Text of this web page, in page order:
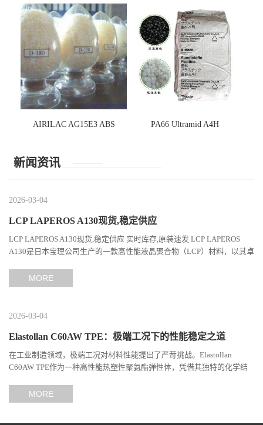
AIRILAC AG15E3 ABS PA66 Ultramid A4H
新闻资讯
2026-03-04
LCP LAPEROS A130现货,稳定供应
LCP LAPEROS A130现货,稳定供应 实时库存,原装速发 LCP LAPEROS
A130是日本宝理公司生产的一款高性能液晶聚合物（LCP）材料，以其卓
MORE
2026-03-04
Elastollan C60AW TPE：极端工况下的性能稳定之道
在工业制造领域，极端工况对材料性能提出了严苛挑战。Elastollan
C60AW TPE作为一种高性能热塑性聚氨酯弹性体，凭借其独特的化学结
MORE